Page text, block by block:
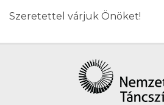
Szeretettel várjuk Önöket!